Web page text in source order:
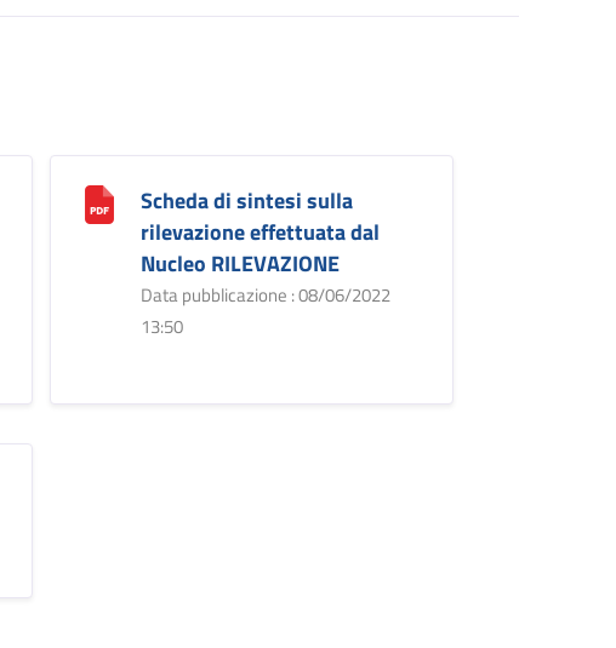
Scheda di sintesi sulla
rilevazione effettuata dal
Nucleo RILEVAZIONE
Data pubblicazione : 08/06/2022
13:50